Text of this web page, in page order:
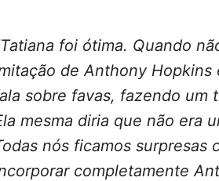
foi ótima. Quando
de Anthony Hopkins
sobre favas, fazendo um
mesma diria que não era
nós ficamos surpresas
completamente